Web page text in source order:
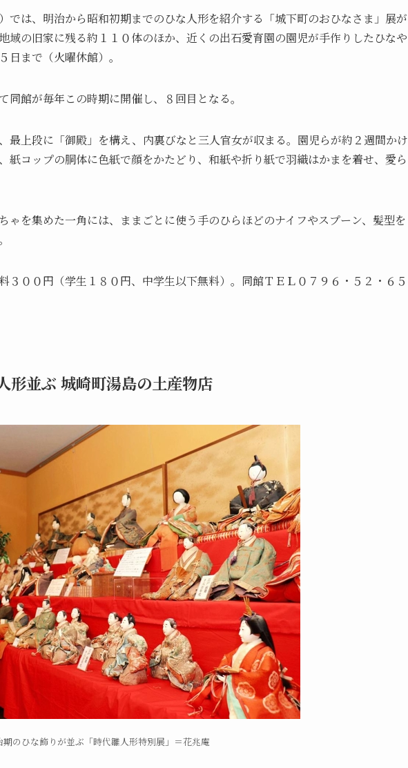
では、明治から昭和初期までのひな人形を紹介する「城下町のおひなさま」展が
域の旧家に残る約１１０体のほか、近くの出石愛育園の園児が手作りしたひなや
日まで（火曜休館）。
同館が毎年この時期に開催し、８回目となる。
最上段に「御殿」を構え、内裏びなと三人官女が収まる。園児らが約２週間かけ
紙コップの胴体に色紙で顔をかたどり、和紙や折り紙で羽織はかまを着せ、愛ら
ゃを集めた一角には、ままごとに使う手のひらほどのナイフやスプーン、髪型を
３００円（学生１８０円、中学生以下無料）。同館ＴＥＬ０７９６・５２・６５
形並ぶ 城崎町湯島の土産物店
期のひな飾りが並ぶ「時代雛人形特別展」＝花兆庵